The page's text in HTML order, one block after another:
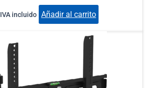
IVA incluido Añadir al carrito